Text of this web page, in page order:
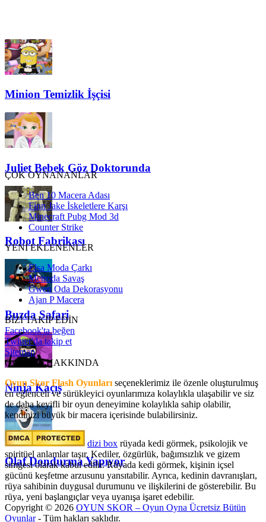
Minion Temizlik İşçisi
Juliet Bebek Göz Doktorunda
Robot Fabrikası
Buzda Safari
Ninja Kaçış
Olaf Dondurma Yapıyor
ÇOK OYNANANLAR
Ben 10 Macera Adası
Finn Jake İskeletlere Karşı
Minecraft Pubg Mod 3d
Counter Strike
YENİ EKLENENLER
Elsa Moda Çarkı
Metroda Savaş
Gwen Oda Dekorasyonu
Ajan P Macera
BİZİ TAKİP EDİN
Facebook'ta beğen
Twitter'da takip et
Sitemap
OyunSkor HAKKINDA
Oyun Skor Flash Oyunları seçeneklerimiz ile özenle oluşturulmuş
en eğlenceli ve sürükleyici oyunlarımıza kolaylıkla ulaşabilir ve siz
de daha keyifli bir oyun deneyimine kolaylıkla sahip olabilir,
kendinizi büyük bir macera içerisinde bulabilirsiniz.
dizi box rüyada kedi görmek​, psikolojik ve
spiritüel anlamlar taşır. Kediler, özgürlük, bağımsızlık ve gizem
simgesi olarak kabul edilir. Rüyada kedi görmek, kişinin içsel
gücünü keşfetme arzusunu yansıtabilir. Ayrıca, kedinin davranışları,
rüya sahibinin duygusal durumunu ve ilişkilerini de gösterebilir. Bu
rüya, yeni başlangıçlar veya uyanışa işaret edebilir.
Copyright © 2026 OYUN SKOR – Oyun Oyna Ücretsiz Bütün
Oyunlar- Tüm hakları saklıdır.